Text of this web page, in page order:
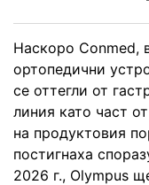
Наскоро Conmed,
ортопедични
се оттегли от
линия като част
на продуктовия
постигнаха
2026 г., Olympus